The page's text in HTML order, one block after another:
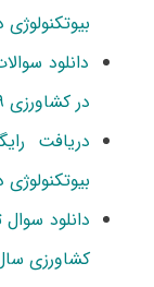
بیوتکنولوژی
دانلود
در کشاورزی ۸۹
دریافت
بیوتکنولوژی
دانلود
کشاورزی سال